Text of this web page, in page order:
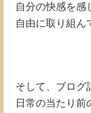
自分の快感を感
自由に取り組ん
そして、ブログ
日常の当たり前